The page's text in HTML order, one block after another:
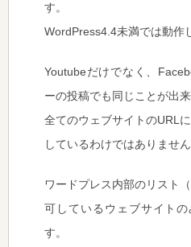
す。
WordPress4.4未満では動作
Youtubeだけでなく、
ーの投稿でも同じことが出来
全てのウェブサイトのURL
しているわけではありません
ワードプレス内部のリスト
可しているウェブサイトの
す。